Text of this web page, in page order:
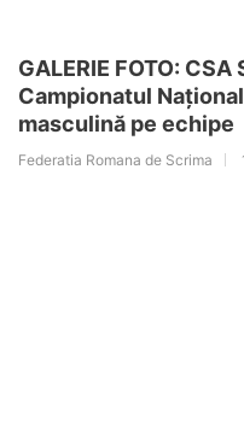
GALERIE FOTO:
Campionatul
masculină pe echipe
Federatia Romana de Scrima